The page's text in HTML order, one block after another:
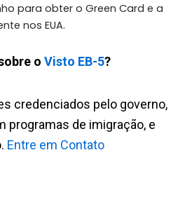
para obter o Green Card e a
nos EUA.
o Visto EB-5?
credenciados pelo governo,
programas de imigração, e
Entre em Contato